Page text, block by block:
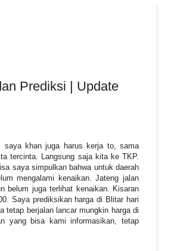
Prediksi | Update
saya khan juga harus kerja to, sama
tercinta. Langsung saja kita ke TKP.
saya simpulkan bahwa untuk daerah
mengalami kenaikan. Jateng jalan
belum juga terlihat kenaikan. Kisaran
Saya prediksikan harga di Blitar hari
tetap berjalan lancar mungkin harga di
yang bisa kami informasikan, tetap